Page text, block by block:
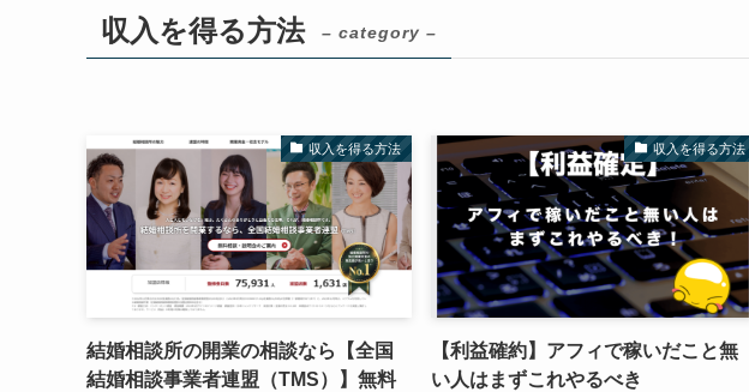
収入を得る方法 – category –
収入を得る方法
結婚相談所の開業の相談なら【全国
結婚相談事業者連盟（TMS）】無料
収入を得る方法
【利益確約】アフィで稼いだこと無
い人はまずこれやるべき